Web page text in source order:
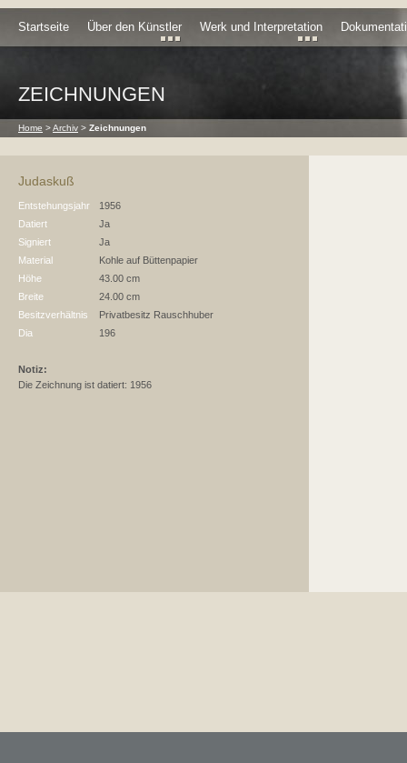
Startseite Über den Künstler Werk und Interpretation
ZEICHNUNGEN
Home >Archiv > Zeichnungen
Judaskuß
Entstehungsjahr
1956
Datiert
Ja
Signiert
Ja
Material
Kohle auf Büttenpapier
Höhe
43.00 cm
Breite
24.00 cm
Besitzverhältnis
Privatbesitz Rauschhuber
Dia
196
Notiz:
Die Zeichnung ist datiert: 1956